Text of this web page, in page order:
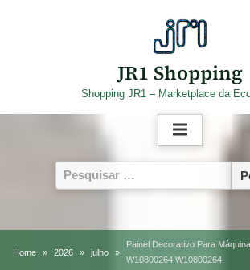
JR1 Shopping
Shopping JR1 – Marketplace da
Pesquisar
por:
Home 2026 julho
Painel Decorativo Para
W10800264 W10800264